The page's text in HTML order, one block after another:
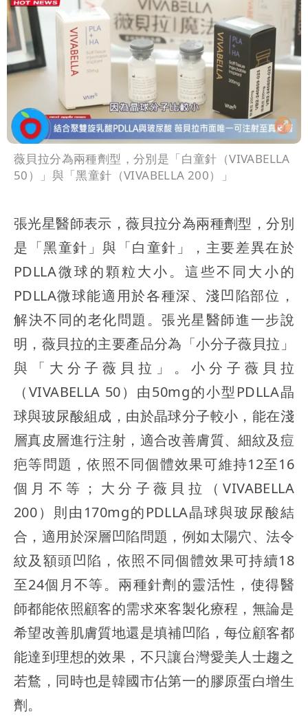
薇貝拉分為兩種劑型，分別是「白童針（VIVABELLA
50）」與「黑童針（VIVABELLA 200）」
張光星醫師表示，薇貝拉分為兩種劑型，分別
是「黑童針」與「白童針」，主要差異在於
PDLLA微球的顆粒大小。這些不同大小的
PDLLA微球能適用於各種深、淺凹陷部位，
解決不同的老化問題。張光星醫師進一步說
明，薇貝拉的主要產品分為「小分子薇貝拉」
與「大分子薇貝拉」。小分子薇貝拉
（VIVABELLA 50）由50mg的小型PDLLA晶
球與玻尿酸組成，由於晶球分子較小，能在淺
層真皮層進行注射，適合改善膚質、細紋及痘
疤等問題，依照不同個體效果可維持12至16
個月不等；大分子薇貝拉（VIVABELLA
200）則由170mg的PDLLA晶球與玻尿酸結
合，適用於深層凹陷問題，例如太陽穴、法令
紋及額頭凹陷，依照不同個體效果可持續18
至24個月不等。兩種針劑的靈活性，使得醫
師都能依照顧客的需求來客製化療程，無論是
希望改善肌膚質地還是填補凹陷，每位顧客都
能達到理想的效果，不只讓台灣愛美人士趨之
若鶩，同時也是韓國市佔第一的膠原蛋白增生
劑。